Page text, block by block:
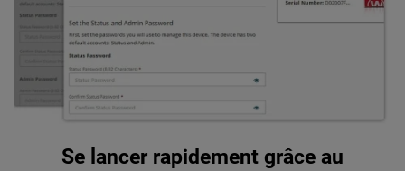
Se lancer rapidement grâce au